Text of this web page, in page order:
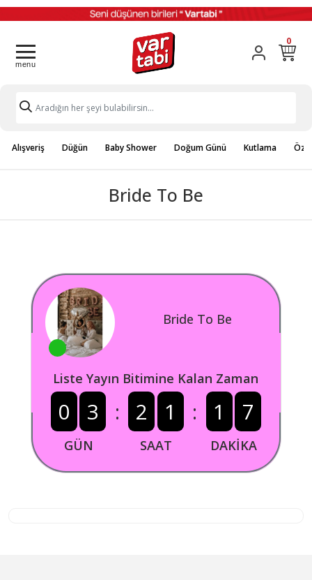
0
Alışveriş Düğün Baby Shower Doğum Günü Kutlama
Bride To Be
Bride To Be
Liste Yayın Bitimine Kalan Zaman
0 3
GÜN
: 2 1
SAAT
: 1 7
DAKİKA